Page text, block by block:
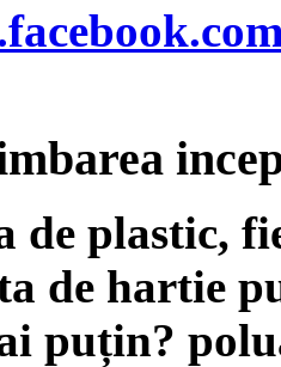
de plastic,
de hartie
puțin?